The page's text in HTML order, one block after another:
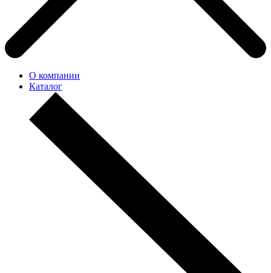
О компании
Каталог